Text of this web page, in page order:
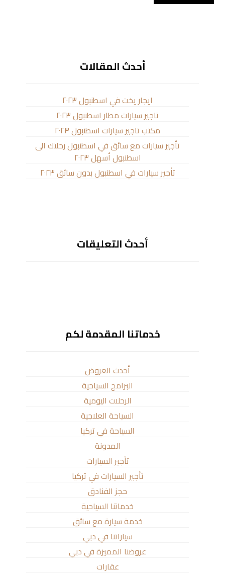
أحدث المقالات
ايجار يخت في اسطنبول ٢٠٢٣
تاجير سيارات مطار اسطنبول ٢٠٢٣
مكتب تاجير سيارات اسطنبول ٢٠٢٣
تأجير سيارات مع سائق في اسطنبول رحلتك الى
اسطنبول أسهل ٢٠٢٣
تأجير سيارات في اسطنبول بدون سائق ٢٠٢٣
أحدث التعليقات
خدماتنا المقدمة لكم
أحدث العروض
البرامج السياحية
الرحلات اليومية
السياحة العلاجية
السياحة في تركيا
المدونة
تأجير السيارات
تأجير السيارات في تركيا
حجز الفنادق
خدماتنا السياحية
خدمة سيارة مع سائق
سياراتنا في دبي
عروضنا المميزة في دبي
عقارات